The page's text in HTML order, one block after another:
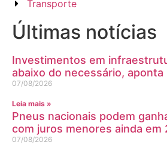
Transporte
Últimas notícias
Investimentos em
abaixo do necessário, aponta
07/08/2026
Leia mais »
Pneus nacionais podem
com juros menores ainda em
07/08/2026